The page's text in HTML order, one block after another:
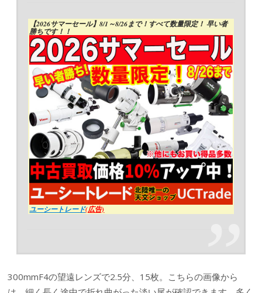
【2026サマーセール】8/1～8/26まで！すべて数量限定！ 早い者
勝ちです！！
ユーシートレード(広告)
300mmF4の望遠レンズで2.5分、15枚。こちらの画像から